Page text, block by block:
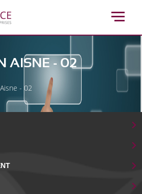
AISNE - 02
Aisne - 02